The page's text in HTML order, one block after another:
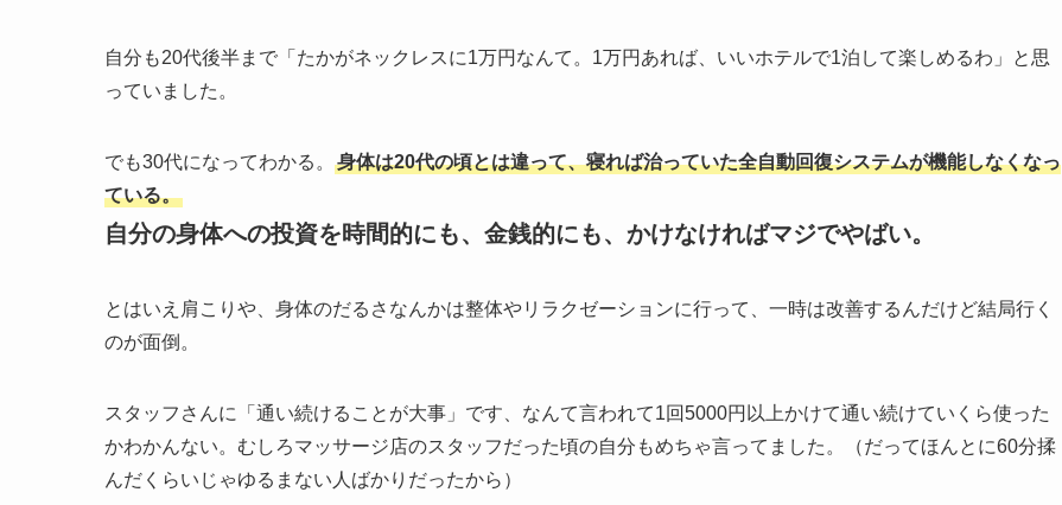
自分も20代後半まで「たかがネックレスに1万円なんて。1万円あれば、いいホテルで1泊して楽しめるわ」と思
っていました。
でも30代になってわかる。
身体は20代の頃とは違って、寝れば治っていた全自動回復システムが機能しなくなっ
ている。
自分の身体への投資を時間的にも、金銭的にも、かけなければマジでやばい。
とはいえ肩こりや、身体のだるさなんかは整体やリラクゼーションに行って、一時は改善するんだけど結局行く
のが面倒。
スタッフさんに「通い続けることが大事」です、なんて言われて1回5000円以上かけて通い続けていくら使った
かわかんない。むしろマッサージ店のスタッフだった頃の自分もめちゃ言ってました。（だってほんとに60分揉
んだくらいじゃゆるまない人ばかりだったから）